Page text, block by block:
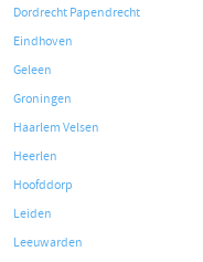
Dordrecht Papendrecht
Eindhoven
Geleen
Groningen
Haarlem Velsen
Heerlen
Hoofddorp
Leiden
Leeuwarden